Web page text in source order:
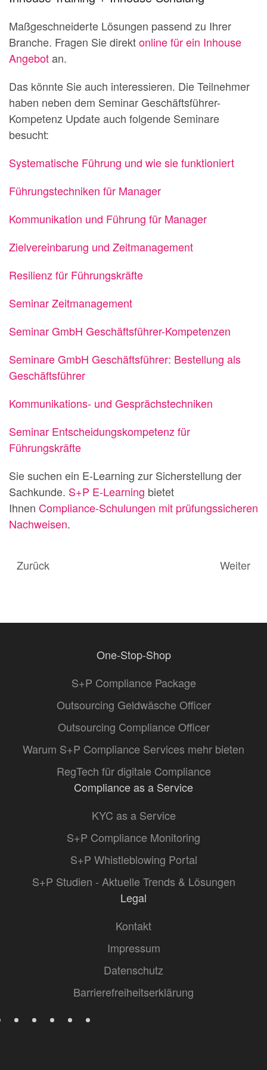
Maßgeschneiderte Lösungen passend zu Ihrer
Branche. Fragen Sie direktonline für ein Inhouse
Angebotan.
Das könnte Sie auch interessieren. Die Teilnehmer
haben neben dem Seminar Geschäftsführer-
Kompetenz Update auch folgende Seminare
besucht:
Systematische Führung und wie sie funktioniert
Führungstechniken für Manager
Kommunikation und Führung für Manager
Zielvereinbarung und Zeitmanagement
Resilienz für Führungskräfte
Seminar Zeitmanagement
Seminar GmbH Geschäftsführer-Kompetenzen
Seminare GmbH Geschäftsführer: Bestellung als
Geschäftsführer
Kommunikations- und Gesprächstechniken
Seminar Entscheidungskompetenz für
Führungskräfte
Sie suchen ein E-Learning zur Sicherstellung der
Sachkunde. S+P E-Learning bietet
Ihnen Compliance-Schulungen mit prüfungssicheren
Nachweisen.
Zurück Weiter
One-Stop-Shop
S+P Compliance Package
Outsourcing Geldwäsche Officer
Outsourcing Compliance Officer
Warum S+P Compliance Services mehr bieten
RegTech für digitale Compliance
Compliance as a Service
KYC as a Service
S+P Compliance Monitoring
S+P Whistleblowing Portal
S+P Studien - Aktuelle Trends & Lösungen
Legal
Kontakt
Impressum
Datenschutz
Barrierefreiheitserklärung